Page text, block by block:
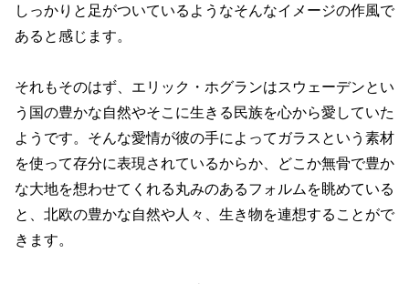
しっかりと足がついているようなそんなイメージの作風で
あると感じます。
それもそのはず、エリック・ホグランはスウェーデンとい
う国の豊かな自然やそこに生きる民族を心から愛していた
ようです。そんな愛情が彼の手によってガラスという素材
を使って存分に表現されているからか、どこか無骨で豊か
な大地を想わせてくれる丸みのあるフォルムを眺めている
と、北欧の豊かな自然や人々、生き物を連想することがで
きます。